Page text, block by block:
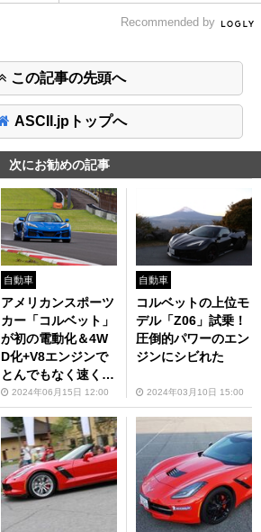
Recommended by
この記事の先頭へ
ASCII.jpトップへ
次にお勧めの記事
自動車
アメリカンスポーツ
カー「コルベット」
が初の電動化＆4W
D化+V8エンジンで
とんでもなく速くな
った！
2024年06月15日 12:00
自動車
コルベットの上位モ
デル「Z06」試乗！
圧倒的パワーのエン
ジンにシビれた
2024年03月10日 15:00